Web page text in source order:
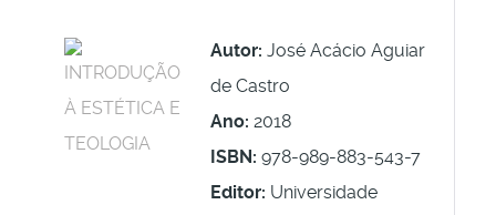
Autor: José Acácio Aguiar
de Castro
Ano: 2018
ISBN: 978-989-883-543-7
Editor: Universidade